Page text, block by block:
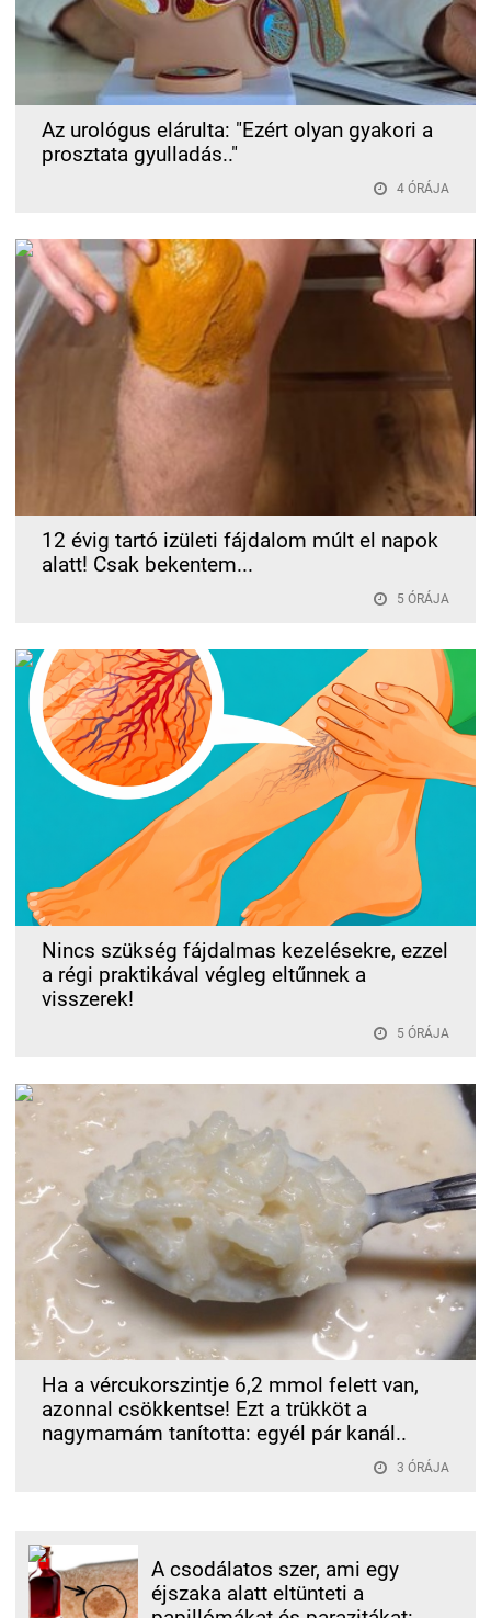
Az urológus elárulta: "Ezért olyan gyakori a
prosztata gyulladás.."
4 ÓRÁJA
12 évig tartó izületi fájdalom múlt el napok
alatt! Csak bekentem...
5 ÓRÁJA
Nincs szükség fájdalmas kezelésekre, ezzel
a régi praktikával végleg eltűnnek a
visszerek!
5 ÓRÁJA
Ha a vércukorszintje 6,2 mmol felett van,
azonnal csökkentse! Ezt a trükköt a
nagymamám tanította: egyél pár kanál..
3 ÓRÁJA
A csodálatos szer, ami egy
éjszaka alatt eltünteti a